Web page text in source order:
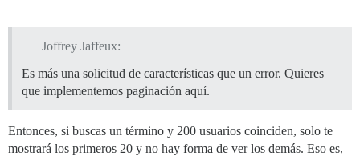
Joffrey Jaffeux:
Es más una solicitud de características que un error. Quieres
que implementemos paginación aquí.
Entonces, si buscas un término y 200 usuarios coinciden, solo te
mostrará los primeros 20 y no hay forma de ver los demás. Eso es,